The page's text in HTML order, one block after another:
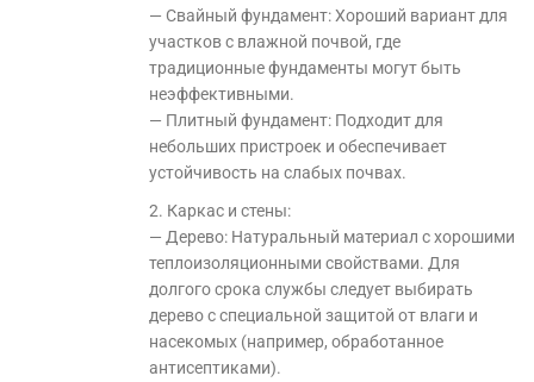
— Свайный фундамент: Хороший вариант для
участков с влажной почвой, где
традиционные фундаменты могут быть
неэффективными.
— Плитный фундамент: Подходит для
небольших пристроек и обеспечивает
устойчивость на слабых почвах.
2. Каркас и стены:
— Дерево: Натуральный материал с хорошими
теплоизоляционными свойствами. Для
долгого срока службы следует выбирать
дерево с специальной защитой от влаги и
насекомых (например, обработанное
антисептиками).